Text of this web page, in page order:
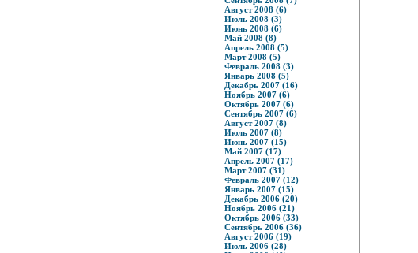
Август 2008 (6)
Июль 2008 (3)
Июнь 2008 (6)
Май 2008 (8)
Апрель 2008 (5)
Март 2008 (5)
Февраль 2008 (3)
Январь 2008 (5)
Декабрь 2007 (16)
Ноябрь 2007 (6)
Октябрь 2007 (6)
Сентябрь 2007 (6)
Август 2007 (8)
Июль 2007 (8)
Июнь 2007 (15)
Май 2007 (17)
Апрель 2007 (17)
Март 2007 (31)
Февраль 2007 (12)
Январь 2007 (15)
Декабрь 2006 (20)
Ноябрь 2006 (21)
Октябрь 2006 (33)
Сентябрь 2006 (36)
Август 2006 (19)
Июль 2006 (28)